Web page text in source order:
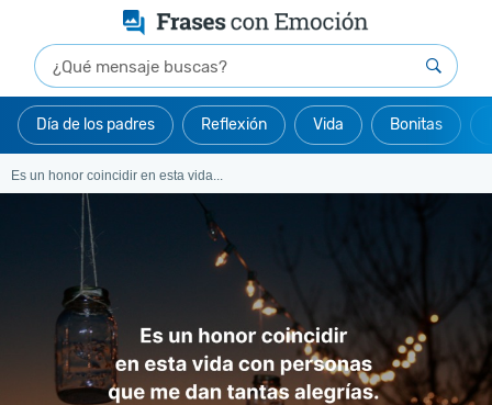
Día de los padres Reflexión Vida Bonitas
Es un honor coincidir en esta vida...